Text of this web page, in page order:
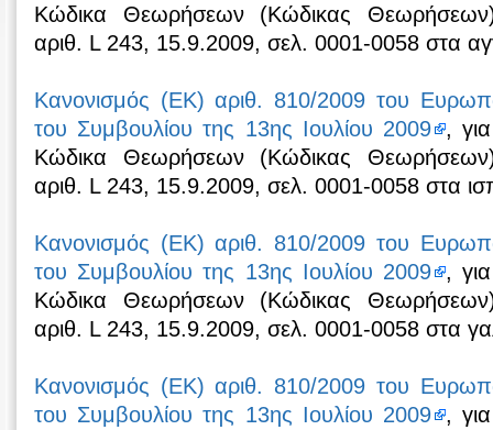
Κώδικα Θεωρήσεων (Κώδικας
αριθ. L 243, 15.9.2009, σελ. 0001-0058 στα
Κανονισμός (ΕΚ) αριθ. 810/2009 του
του Συμβουλίου της 13ης Ιουλίου 2009
,
Κώδικα Θεωρήσεων (Κώδικας
αριθ. L 243, 15.9.2009, σελ. 0001-0058 στα
Κανονισμός (ΕΚ) αριθ. 810/2009 του
του Συμβουλίου της 13ης Ιουλίου 2009
,
Κώδικα Θεωρήσεων (Κώδικας
αριθ. L 243, 15.9.2009, σελ. 0001-0058 στα
Κανονισμός (ΕΚ) αριθ. 810/2009 του
του Συμβουλίου της 13ης Ιουλίου 2009
,